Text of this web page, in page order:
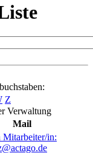
Z
Verwaltung
Mail